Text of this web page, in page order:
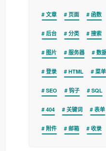
文章 页面 函数
后台 分类 搜索
图片 服务器 数
登录 HTML 菜单
SEO 钩子 SQL
404 关键词 表单
附件 邮箱 收录